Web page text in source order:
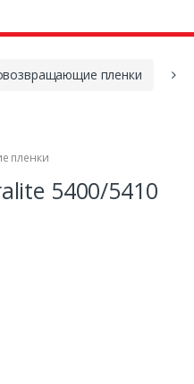
пленки
пленки
5400/5410